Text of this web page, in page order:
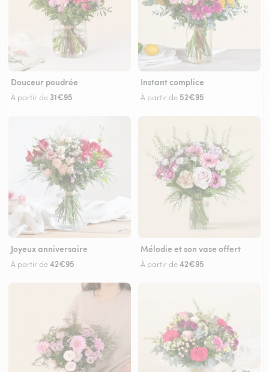
Douceur poudrée
À partir de 31€95
Instant complice
À partir de 52€95
Joyeux anniversaire
À partir de42€95
Mélodie et son vase offert
À partir de42€95